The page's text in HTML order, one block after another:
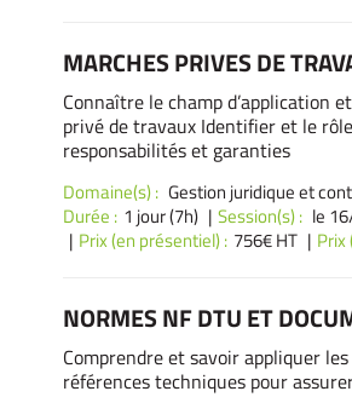
MARCHES PRIVES DE
Connaître le champ d’application
privé de travaux Identifier et le
responsabilités et garanties
Domaine(s) : Gestion juridique et
Durée : 1 jour (7h) Session(s) : le
Prix (en présentiel) : 756€ HT Prix
NORMES NF DTU ET
Comprendre et savoir appliquer
références techniques pour